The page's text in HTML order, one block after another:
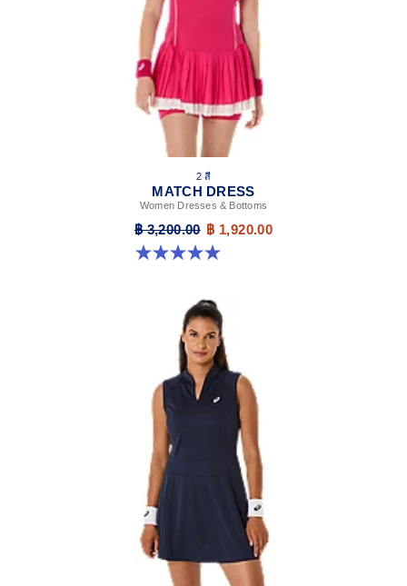
2 สี
MATCH DRESS
Women Dresses & Bottoms
฿ 3,200.00 ฿ 1,920.00
5.0 จาก 5 ดาว 3 รีวิว